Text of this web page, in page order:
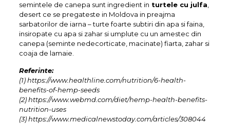
semintele de canepa sunt ingredient in turtele cu julfa,
desert ce se pregateste in Moldova in preajma
sarbatorilor de iarna – turte foarte subtiri din apa si faina,
insiropate cu apa si zahar si umplute cu un amestec din
canepa (seminte nedecorticate, macinate) fiarta, zahar si
coaja de lamaie.
Referinte:
(1) https://www.healthline.com/nutrition/6-health-
benefits-of-hemp-seeds
(2) https://www.webmd.com/diet/hemp-health-benefits-
nutrition-uses
(3) https://www.medicalnewstoday.com/articles/308044